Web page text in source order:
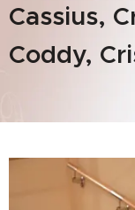
Cassius,
Coddy,